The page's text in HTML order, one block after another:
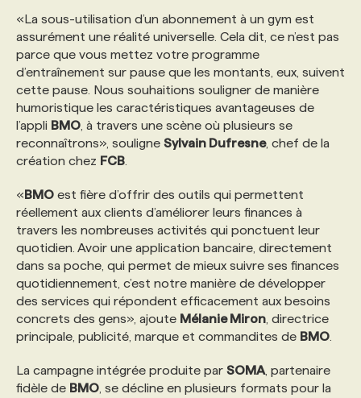
NOS AUTEUR‧RICES
POURQUOI CHOISIR NOS FORMATIONS
NOS TARIFS
PROGRAMMES DE SUBVENTIONS
FAQ
ANNONCEZ AVEC NOUS
FAQ
ANNONCEZ AVEC NOUS
«La sous-utilisation d’un abonnement à un gym est
assurément une réalité universelle. Cela dit, ce n’est pas
parce que vous mettez votre programme
d’entraînement sur pause que les montants, eux, suivent
cette pause. Nous souhaitions souligner de manière
humoristique les caractéristiques avantageuses de
l’appli BMO , à travers une scène où plusieurs se
reconnaîtrons», souligne Sylvain Dufresne, chef de la
création chez FCB
«BMO est fière d’offrir des outils qui permettent
réellement aux clients d’améliorer leurs finances à
travers les nombreuses activités qui ponctuent leur
quotidien. Avoir une application bancaire, directement
dans sa poche, qui permet de mieux suivre ses finances
quotidiennement, c’est notre manière de développer
des services qui répondent efficacement aux besoins
concrets des gens», ajoute Mélanie Miron , directrice
principale, publicité, marque et commandites de BMO
La campagne intégrée produite par SOMA , partenaire
fidèle de BMO , se décline en plusieurs formats pour la